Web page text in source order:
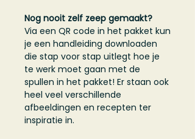
Nog nooit zelf zeep gemaakt?
Via een QR code in het pakket kun
je een handleiding downloaden
die stap voor stap uitlegt hoe je
te werk moet gaan met de
spullen in het pakket! Er staan ook
heel veel verschillende
afbeeldingen en recepten ter
inspiratie in.